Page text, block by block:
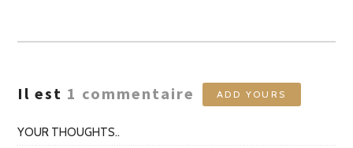
AUTEURS
Il est 1 commentaire ADD YOURS